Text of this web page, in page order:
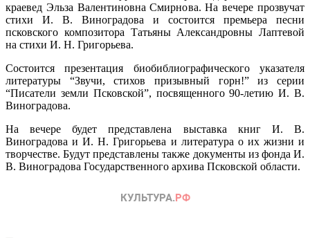
краевед Эльза Валентиновна Смирнова. На вечере прозвучат
стихи И. В. Виноградова и состоится премьера песни
псковского композитора Татьяны Александровны Лаптевой
на стихи И. Н. Григорьева.
Состоится презентация биобиблиографического указателя
литературы “Звучи, стихов призывный горн!” из серии
“Писатели земли Псковской”, посвященного 90-летию И. В.
Виноградова.
На вечере будет представлена выставка книг И. В.
Виноградова и И. Н. Григорьева и литература о их жизни и
творчестве. Будут представлены также документы из фонда И.
В. Виноградова Государственного архива Псковской области.